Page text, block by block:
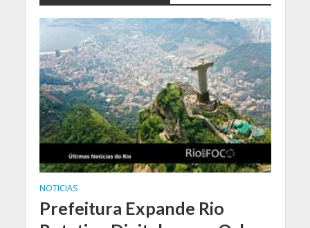
NOTICIAS
Prefeitura Expande Rio